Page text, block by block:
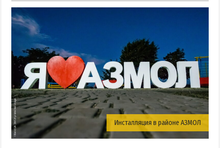
Инсталляция в районе АЗМОЛ